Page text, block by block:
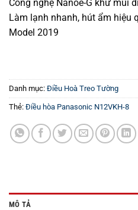
Công nghệ Nanoe-G khử mùi
Làm lạnh nhanh, hút ẩm hiệu
Model 2019
Danh mục: Điều Hoà Treo Tường
Thẻ: Điều hòa Panasonic N12VKH-8
MÔ TẢ